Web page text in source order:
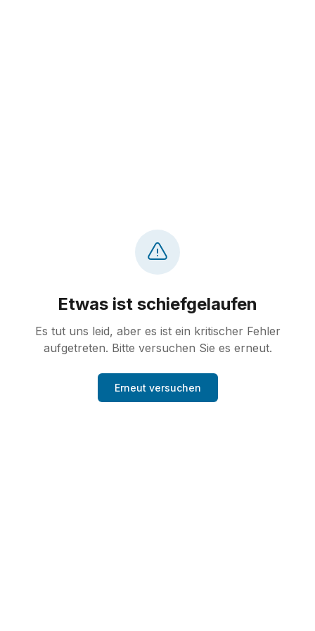
Etwas ist schiefgelaufen
Es tut uns leid, aber es ist ein kritischer Fehler
aufgetreten. Bitte versuchen Sie es erneut.
Erneut versuchen